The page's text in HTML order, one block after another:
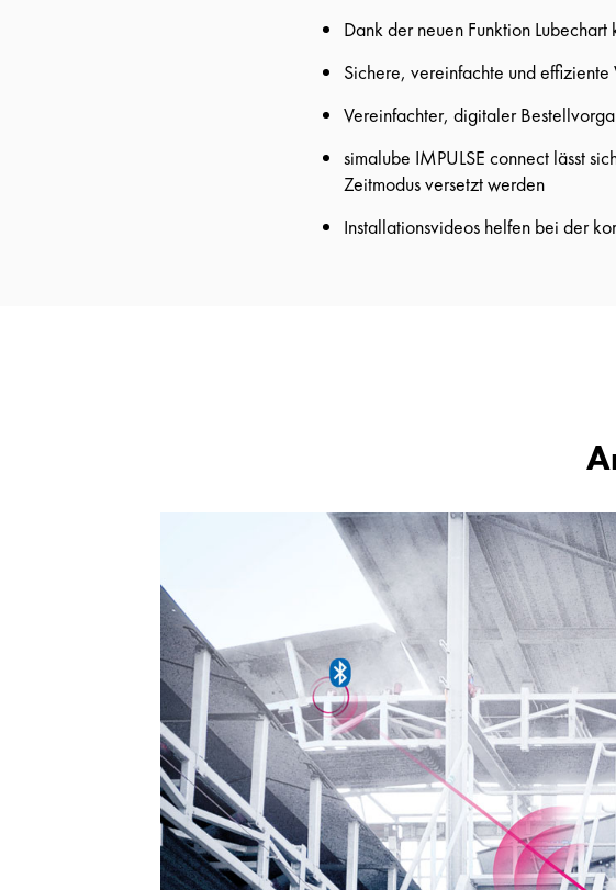
Dank der neuen Funktion
Sichere, vereinfachte und
Vereinfachter, digitaler
simalube IMPULSE connect lässt
Zeitmodus versetzt werden
Installationsvideos helfen bei der